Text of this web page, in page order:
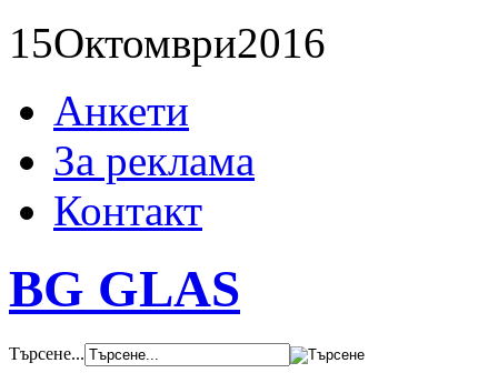
15Октомври2016
Анкети
За реклама
Контакт
BG GLAS
Търсене...